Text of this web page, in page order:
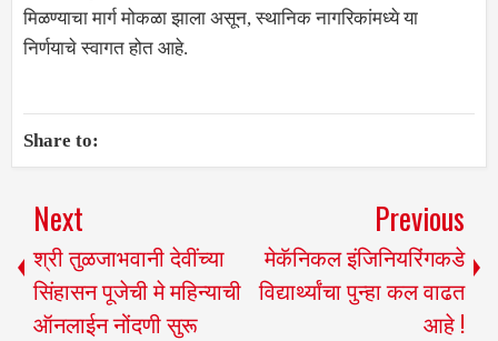
मिळण्याचा मार्ग मोकळा झाला असून, स्थानिक नागरिकांमध्ये या
निर्णयाचे स्वागत होत आहे.
Share to:
Next
श्री तुळजाभवानी देवींच्या
सिंहासन पूजेची मे महिन्याची
ऑनलाईन नोंदणी सुरू
Previous
मेकॅनिकल इंजिनियरिंगकडे
विद्यार्थ्यांचा पुन्हा कल वाढत
आहे !